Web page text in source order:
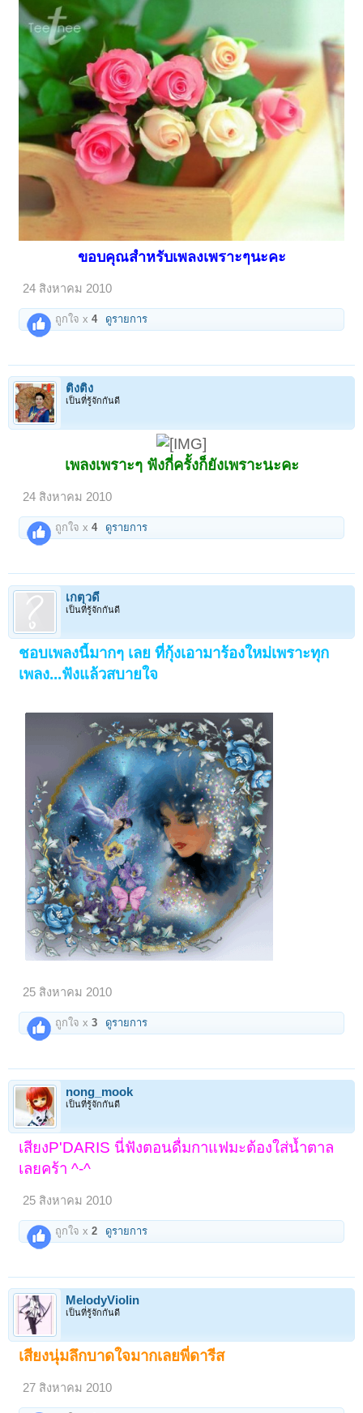
ขอบคุณสำหรับเพลงเพราะๆนะคะ
24 สิงหาคม 2010
ถูกใจ x4 ดูรายการ
ติงติง
เป็นที่รู้จักกันดี
เพลงเพราะๆ ฟังกี่ครั้งก็ยังเพราะนะคะ
24 สิงหาคม 2010
ถูกใจ x4 ดูรายการ
เกตุวดี
เป็นที่รู้จักกันดี
ชอบเพลงนี้มากๆ เลย ที่กุ้งเอามาร้องใหม่เพราะทุก
เพลง...ฟังแล้วสบายใจ
25 สิงหาคม 2010
ถูกใจ x3 ดูรายการ
nong_mook
เป็นที่รู้จักกันดี
เสียงP'DARIS นี่ฟังตอนดื่มกาแฟมะต้องใส่น้ำตาล
เลยคร้า ^-^
25 สิงหาคม 2010
ถูกใจ x2 ดูรายการ
MelodyViolin
เป็นที่รู้จักกันดี
เสียงนุ่มลึกบาดใจมากเลยพี่ดารีส
27 สิงหาคม 2010